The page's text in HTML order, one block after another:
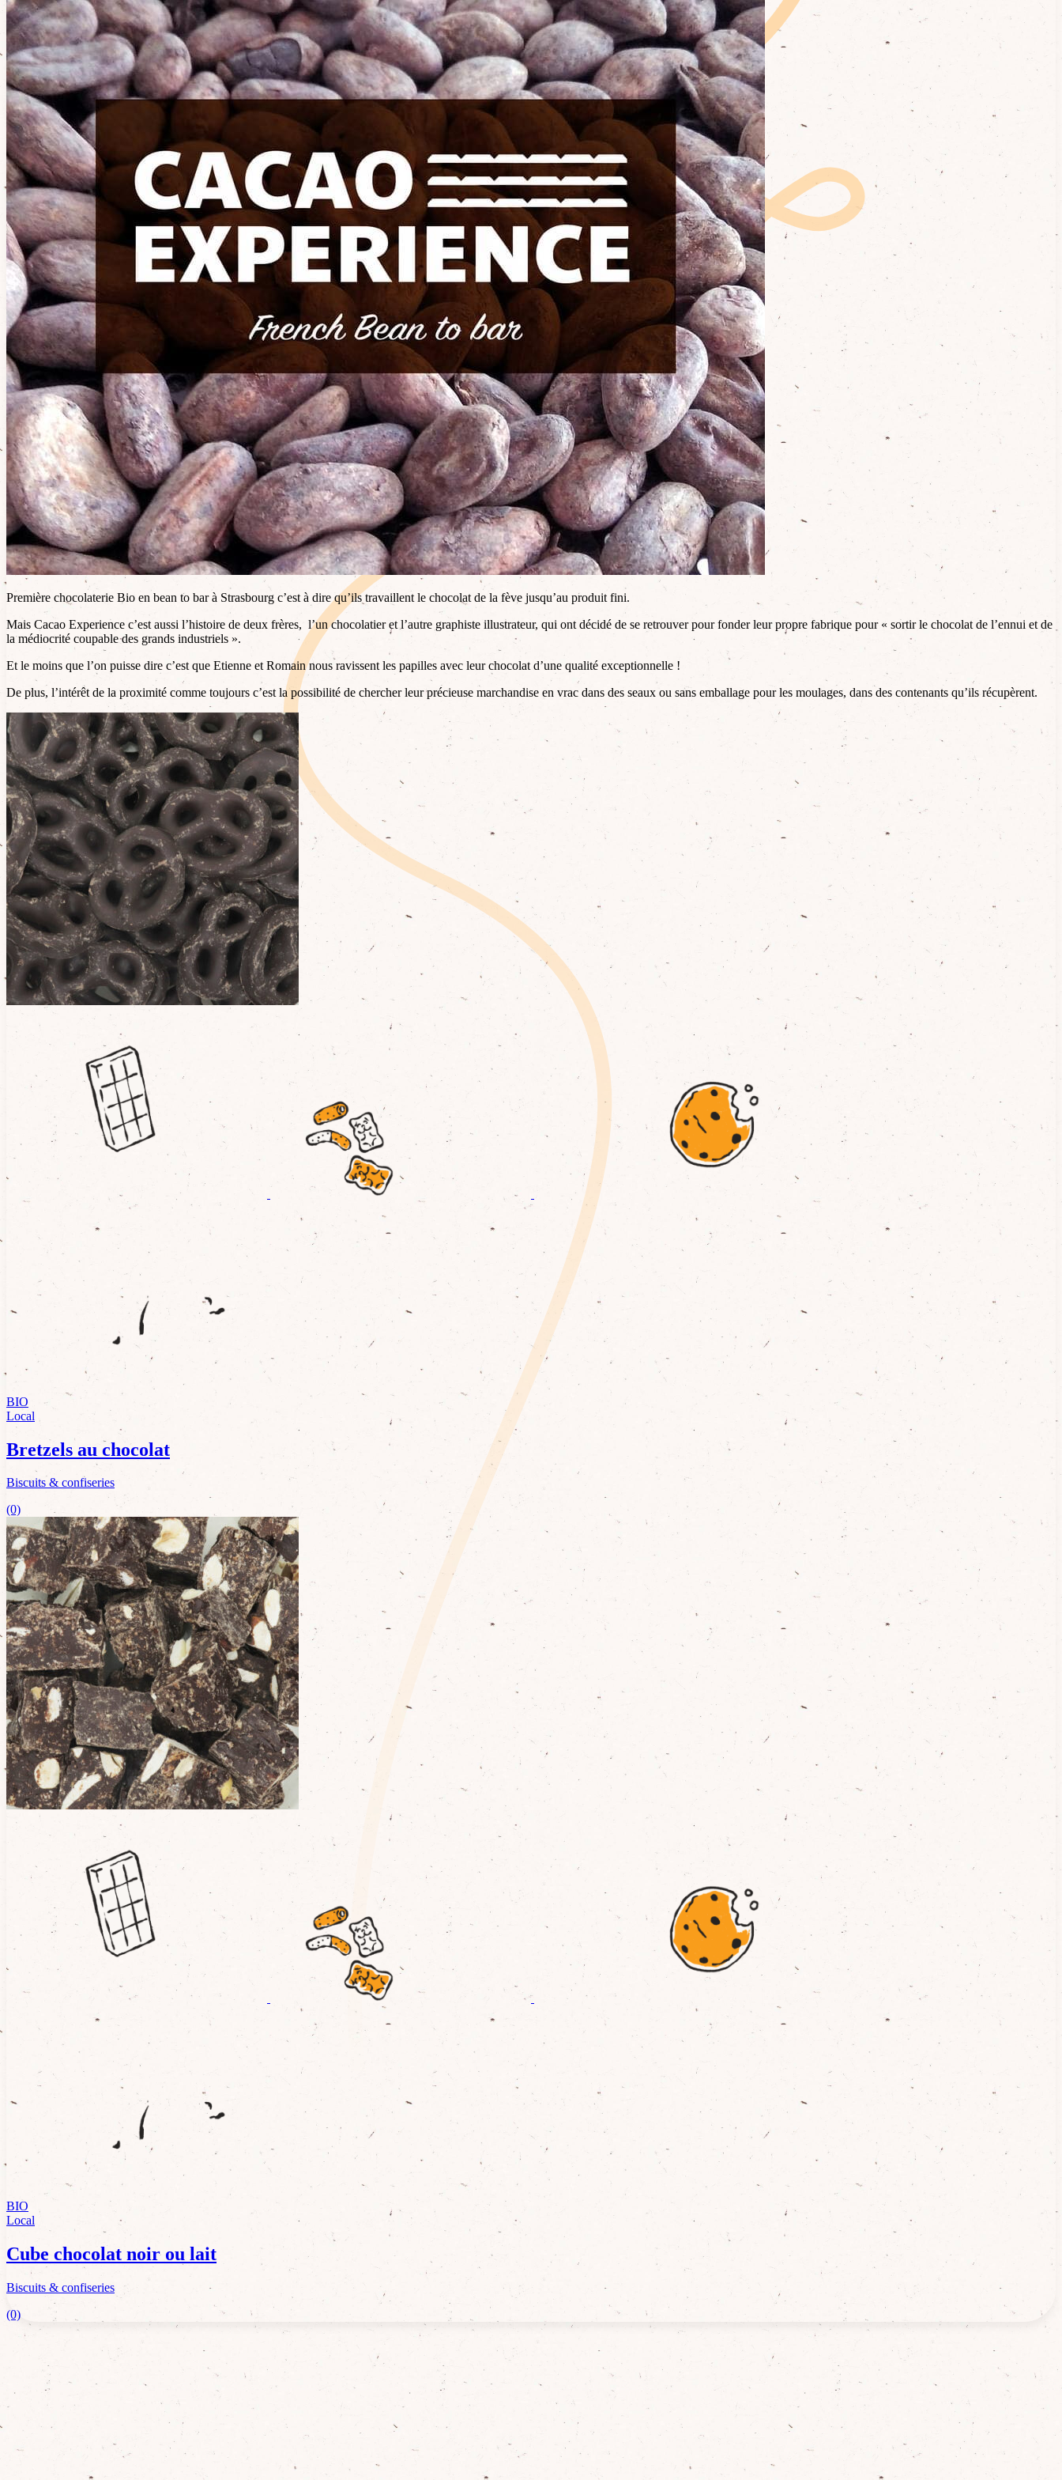
Première chocolaterie Bio en bean to bar à Strasbourg c’est à dire qu’ils travaillent le chocolat de la fève jusqu’au produit fini.
Mais Cacao Experience c’est aussi l’histoire de deux frères, l’un chocolatier et l’autre graphiste illustrateur, qui ont décidé de se retrouver pour fonder leur propre fabrique pour « sortir le chocolat de l’ennui et de
la médiocrité coupable des grands industriels ».
Et le moins que l’on puisse dire c’est que Etienne et Romain nous ravissent les papilles avec leur chocolat d’une qualité exceptionnelle !
De plus, l’intérêt de la proximité comme toujours c’est la possibilité de chercher leur précieuse marchandise en vrac dans des seaux ou sans emballage pour les moulages, dans des contenants qu’ils récupèrent.
BIO
Local
Bretzels au chocolat
Biscuits & confiseries
(0)
BIO
Local
Cube chocolat noir ou lait
Biscuits & confiseries
(0)